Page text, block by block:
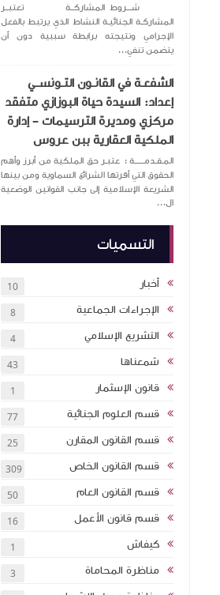
شـــروط المشاركــة تعتبــر
المشاركـة الجنائيـة النشاط الذي يرتبط بالفعل
الإجرامي ونتيجته برابطة سببية دون أن
يتضمن تنفي...
الشفعـة في القانـون التـونســي
إعداد: السيدة حياة البوزازي متفقد
مركزي ومديرة الترسيمات – إدارة
الملكية العقارية ببن عروس
المـقـدمــــــة : عتبـر حق الملكية من أبرز وأهم
الحقوق التي أقرتها الشرائع السماوية ومن بينها
الشريعة الإسلامية إلى جانب القوانين الوضعية
ال...
التسميات
أخبار 10
الإجراءات الجماعية 8
التشريع الإسلامي 4
شمعناها 43
قانون الإسثمار 1
قسم العلوم الجنائية 77
قسم القانون المقارن 25
قسم القانون الخاص 309
قسم القانون العام 50
قسم قانون الأعمل 16
كيفاش 1
مناظرة المحاماة 3